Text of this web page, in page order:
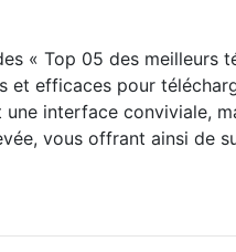
« Top 05 des meilleurs
efficaces pour
interface conviviale,
vous offrant ainsi de